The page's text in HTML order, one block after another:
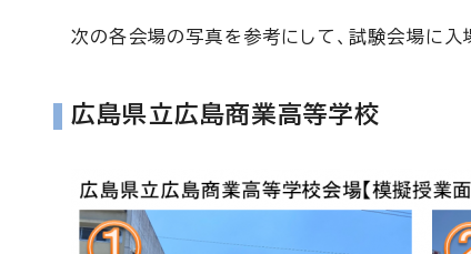
次の各会場の写真を参考にして、試験会場に入
広島県立広島商業高等学校